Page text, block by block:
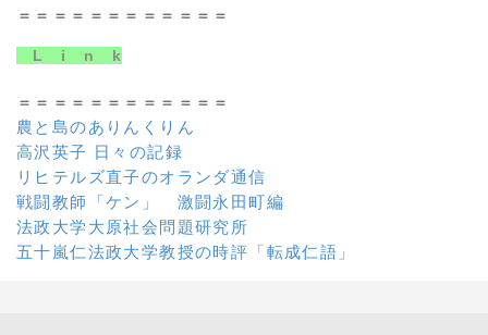
＝＝＝＝＝＝＝＝＝＝＝＝
L i n k
＝＝＝＝＝＝＝＝＝＝＝＝
農と島のありんくりん
高沢英子 日々の記録
リヒテルズ直子のオランダ通信
戦闘教師「ケン」 激闘永田町編
法政大学大原社会問題研究所
五十嵐仁法政大学教授の時評「転成仁語」